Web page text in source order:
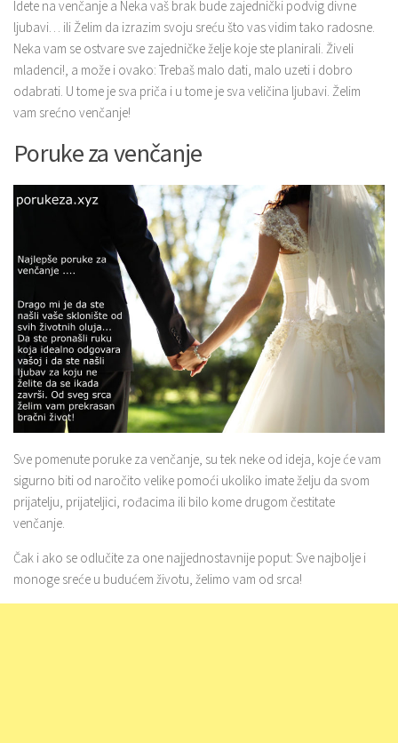
Idete na venčanje a Neka vaš brak bude zajednički podvig divne
ljubavi… ili Želim da izrazim svoju sreću što vas vidim tako radosne.
Neka vam se ostvare sve zajedničke želje koje ste planirali. Živeli
mladenci!, a može i ovako: Trebaš malo dati, malo uzeti i dobro
odabrati. U tome je sva priča i u tome je sva veličina ljubavi. Želim
vam srećno venčanje!
Poruke za venčanje
Sve pomenute poruke za venčanje, su tek neke od ideja, koje će vam
sigurno biti od naročito velike pomoći ukoliko imate želju da svom
prijatelju, prijateljici, rođacima ili bilo kome drugom čestitate
venčanje.
Čak i ako se odlučite za one najjednostavnije poput: Sve najbolje i
monoge sreće u budućem životu, želimo vam od srca!